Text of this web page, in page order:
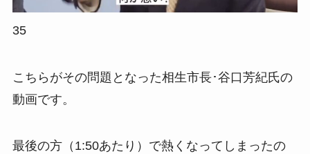
35
こちらがその問題となった相生市長･谷口芳紀氏の
動画です。
最後の方（1:50あたり）で熱くなってしまったの